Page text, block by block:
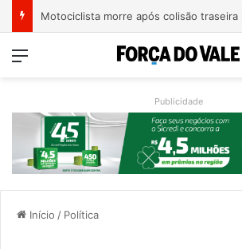
Menu
Publicidade
Início / Política